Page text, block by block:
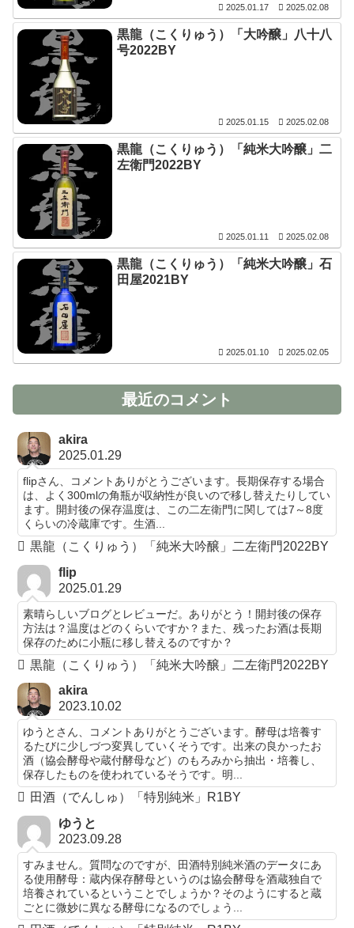
2025.01.17 2025.02.08
黒龍（こくりゅう）「大吟醸」八十八
号2022BY
2025.01.15 2025.02.08
黒龍（こくりゅう）「純米大吟醸」二
左衛門2022BY
2025.01.11 2025.02.08
黒龍（こくりゅう）「純米大吟醸」石
田屋2021BY
2025.01.10 2025.02.05
最近のコメント
akira
2025.01.29
flipさん、コメントありがとうございます。長期保存する場合
は、よく300mlの角瓶が収納性が良いので移し替えたりしてい
ます。開封後の保存温度は、この二左衛門に関しては7～8度
くらいの冷蔵庫です。生酒...
黒龍（こくりゅう）「純米大吟醸」二左衛門2022BY
flip
2025.01.29
素晴らしいブログとレビューだ。ありがとう！開封後の保存
方法は？温度はどのくらいですか？また、残ったお酒は長期
保存のために小瓶に移し替えるのですか？
黒龍（こくりゅう）「純米大吟醸」二左衛門2022BY
akira
2023.10.02
ゆうとさん、コメントありがとうございます。酵母は培養す
るたびに少しづつ変異していくそうです。出来の良かったお
酒（協会酵母や蔵付酵母など）のもろみから抽出・培養し、
保存したものを使われているそうです。明...
田酒（でんしゅ）「特別純米」R1BY
ゆうと
2023.09.28
すみません。質問なのですが、田酒特別純米酒のデータにあ
る使用酵母：蔵内保存酵母というのは協会酵母を酒蔵独自で
培養されているということでしょうか？そのようにすると蔵
ごとに微妙に異なる酵母になるのでしょう...